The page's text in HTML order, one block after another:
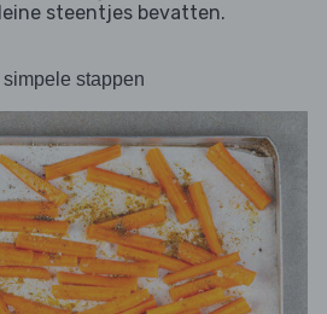
steentjes bevatten.
stappen